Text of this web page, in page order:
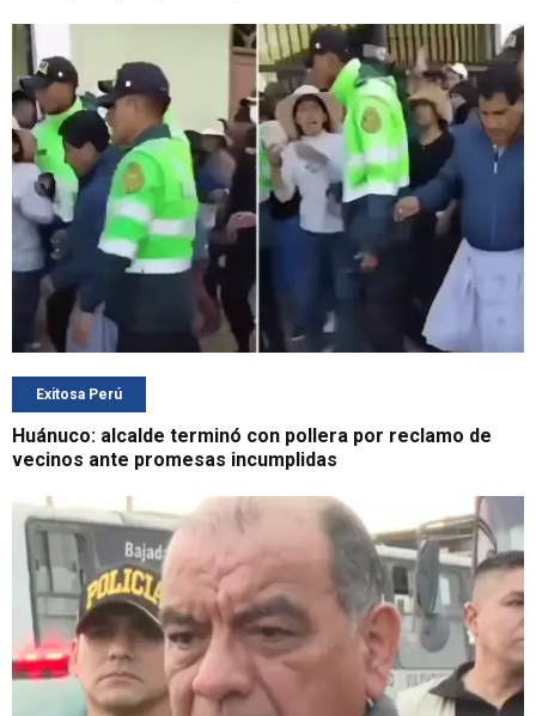
Exitosa Perú
Huánuco: alcalde terminó con pollera por reclamo de
vecinos ante promesas incumplidas